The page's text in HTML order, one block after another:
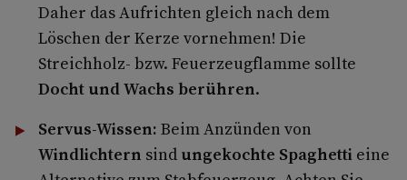
Daher das Aufrichten gleich nach dem
Löschen der Kerze vornehmen! Die
Streichholz- bzw. Feuerzeugflamme sollte
Docht und Wachs berühren.
Servus-Wissen: Beim Anzünden von
Windlichtern sind ungekochte Spaghetti eine